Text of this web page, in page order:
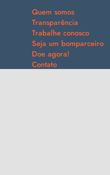
Quem somos
Transparência
Trabalhe conosco
Seja um bomparceiro
Doe agora!
Contato